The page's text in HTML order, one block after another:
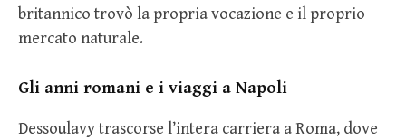
britannico trovò la propria vocazione e il proprio
mercato naturale.
Gli anni romani e i viaggi a Napoli
Dessoulavy trascorse l’intera carriera a Roma, dove